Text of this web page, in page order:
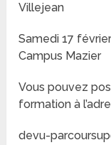
Villejean
Samedi 17
Campus Mazier
Vous pouvez
formation à
devu-